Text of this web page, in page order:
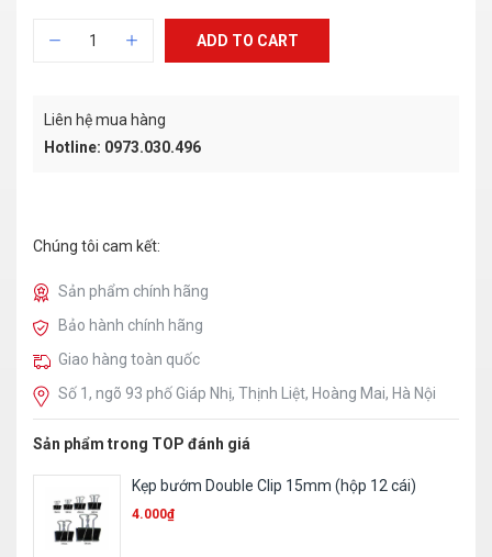
ADD TO CART
Liên hệ mua hàng
Hotline: 0973.030.496
Chúng tôi cam kết:
Sản phẩm chính hãng
Bảo hành chính hãng
Giao hàng toàn quốc
Số 1, ngõ 93 phố Giáp Nhị, Thịnh Liệt, Hoàng Mai, Hà Nội
Sản phẩm trong TOP đánh giá
Kẹp bướm Double Clip 15mm (hộp 12 cái)
4.000₫